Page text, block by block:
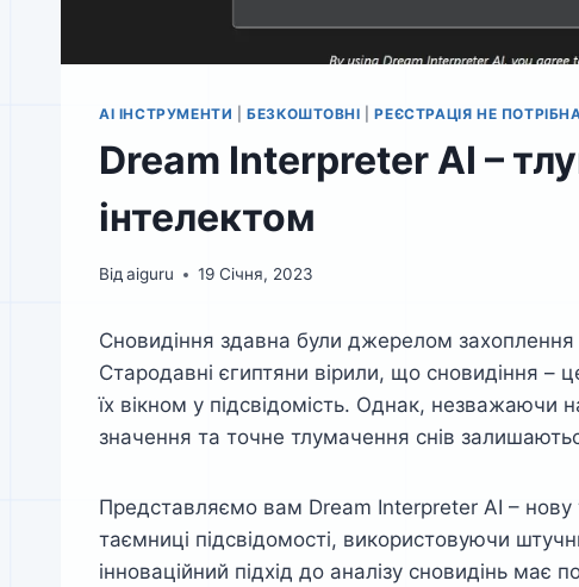
AI ІНСТРУМЕНТИ |БЕЗКОШТОВНІ |РЕЄСТРАЦІЯ НЕ ПОТРІБНА
Dream Interpreter AI –
інтелектом
Відaiguru 19 Січня, 2023
Сновидіння здавна були джерелом захоплення
Стародавні єгиптяни вірили, що сновидіння
їх вікном у підсвідомість. Однак, незважаючи
значення та точне тлумачення снів
Представляємо вам Dream Interpreter AI – нову
таємниці підсвідомості, використовуючи
інноваційний підхід до аналізу сновидінь має